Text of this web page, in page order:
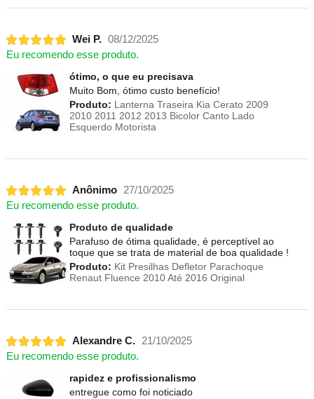
Wei P. 08/12/2025
Eu recomendo esse produto.
ótimo, o que eu precisava
Muito Bom, ótimo custo benefício!
Produto: Lanterna Traseira Kia Cerato 2009
2010 2011 2012 2013 Bicolor Canto Lado
Esquerdo Motorista
Anônimo 27/10/2025
Eu recomendo esse produto.
Produto de qualidade
Parafuso de ótima qualidade, é perceptível ao
toque que se trata de material de boa qualidade !
Produto: Kit Presilhas Defletor Parachoque
Renaut Fluence 2010 Até 2016 Original
Alexandre C. 21/10/2025
Eu recomendo esse produto.
rapidez e profissionalismo
entregue como foi noticiado